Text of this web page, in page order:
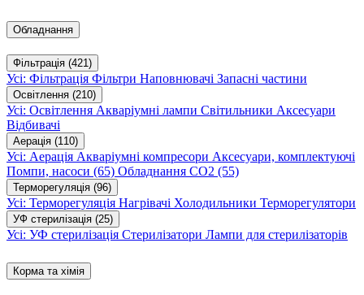
Обладнання
Фільтрація (421)
Усі: Фільтрація Фільтри Наповнювачі Запасні частини
Освітлення (210)
Усі: Освітлення Акваріумні лампи Світильники Аксесуари
Відбивачі
Аерація (110)
Усі: Аерація Акваріумні компресори Аксесуари, комплектуючі
Помпи, насоси (65) Обладнання CO2 (55)
Терморегуляція (96)
Усі: Терморегуляція Нагрівачі Холодильники Терморегулятори
УФ стерилізація (25)
Усі: УФ стерилізація Стерилізатори Лампи для стерилізаторів
Корма та хімія